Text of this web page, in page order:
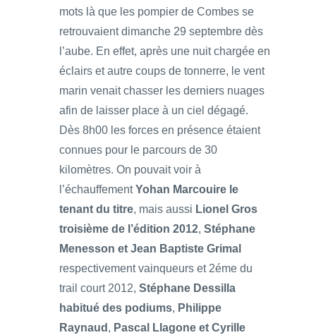
mots là que les pompier de Combes se
retrouvaient dimanche 29 septembre dès
l’aube. En effet, après une nuit chargée en
éclairs et autre coups de tonnerre, le vent
marin venait chasser les derniers nuages
afin de laisser place à un ciel dégagé.
Dès 8h00 les forces en présence étaient
connues pour le parcours de 30
kilomètres. On pouvait voir à
l’échauffementYohan Marcouire le
tenant du titre, mais aussi Lionel Gros
troisième de l’édition 2012, Stéphane
Menesson et Jean Baptiste Grimal
respectivement vainqueurs et 2éme du
trail court 2012, Stéphane Dessilla
habitué des podiums, Philippe
Raynaud , Pascal Llagone et Cyrille